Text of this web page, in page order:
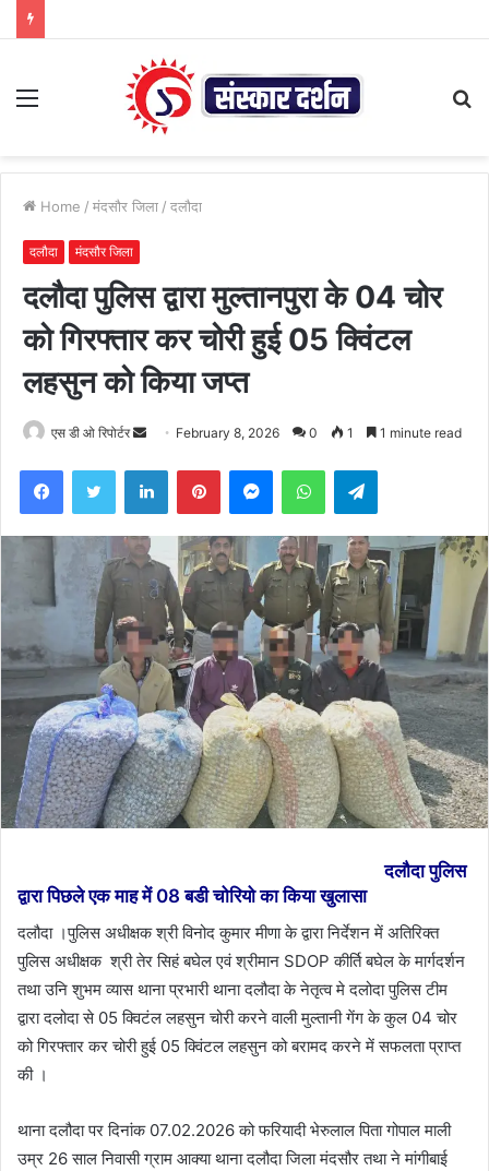
Menu
Home / मंदसौर जिला / दलौदा
दलौदा मंदसौर जिला
दलौदा पुलिस द्वारा मुल्तानपुरा के 04 चोर
को गिरफ्तार कर चोरी हुई 05 क्विंटल
लहसुन को किया जप्त
एस डी ओ रिपोर्टर
Send February 8, 2026 0 1 1 minute read
FacebookTwitter LinkedInPinterestMessengerWhatsAppTelegram
दलौदा पुलिस
द्वारा पिछले एक माह में 08 बडी चोरियो का किया खुलासा
दलौदा ।पुलिस अधीक्षक श्री विनोद कुमार मीणा के द्वारा निर्देशन में अतिरिक्त
पुलिस अधीक्षक श्री तेर सिहं बघेल एवं श्रीमान SDOP कीर्ति बघेल के मार्गदर्शन
तथा उनि शुभम व्यास थाना प्रभारी थाना दलौदा के नेतृत्व मे दलोदा पुलिस टीम
द्वारा दलोदा से 05 क्विटंल लहसुन चोरी करने वाली मुल्तानी गेंग के कुल 04 चोर
को गिरफ्तार कर चोरी हुई 05 क्विंटल लहसुन को बरामद करने में सफलता प्राप्त
की ।
थाना दलौदा पर दिनांक 07.02.2026 को फरियादी भेरुलाल पिता गोपाल माली
उम्र 26 साल निवासी ग्राम आक्या थाना दलौदा जिला मंदसौर तथा ने मांगीबाई